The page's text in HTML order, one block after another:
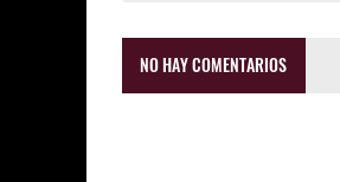
NO HAY COMENTARIOS